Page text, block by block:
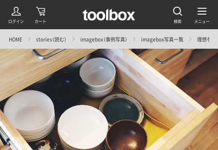
HOME stories（読む） imagebox（事例写真） imagebox写真一覧 理想を